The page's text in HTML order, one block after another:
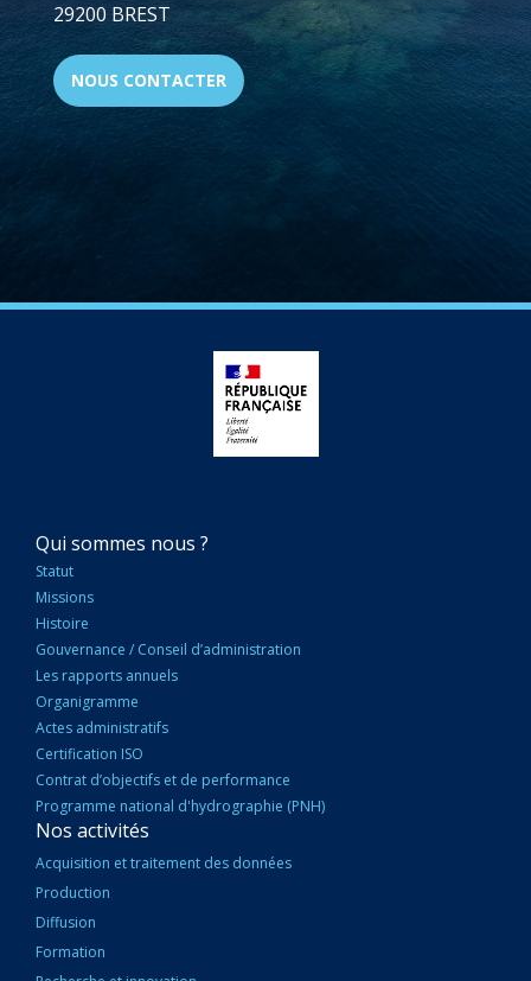
29200 BREST
NOUS CONTACTER
NAVIGATION
PRINCIPALE
Qui sommes nous ?
Statut
Missions
Histoire
Gouvernance / Conseil d’administration
Les rapports annuels
Organigramme
Actes administratifs
Certification ISO
Contrat d’objectifs et de performance
Programme national d'hydrographie (PNH)
Nos activités
Acquisition et traitement des données
Production
Diffusion
Formation